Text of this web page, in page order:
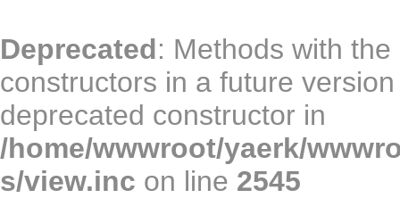
Deprecated: Methods with
constructors in a future
deprecated constructor in
/home/wwwroot/yaerk/
s/view.inc on line 2545